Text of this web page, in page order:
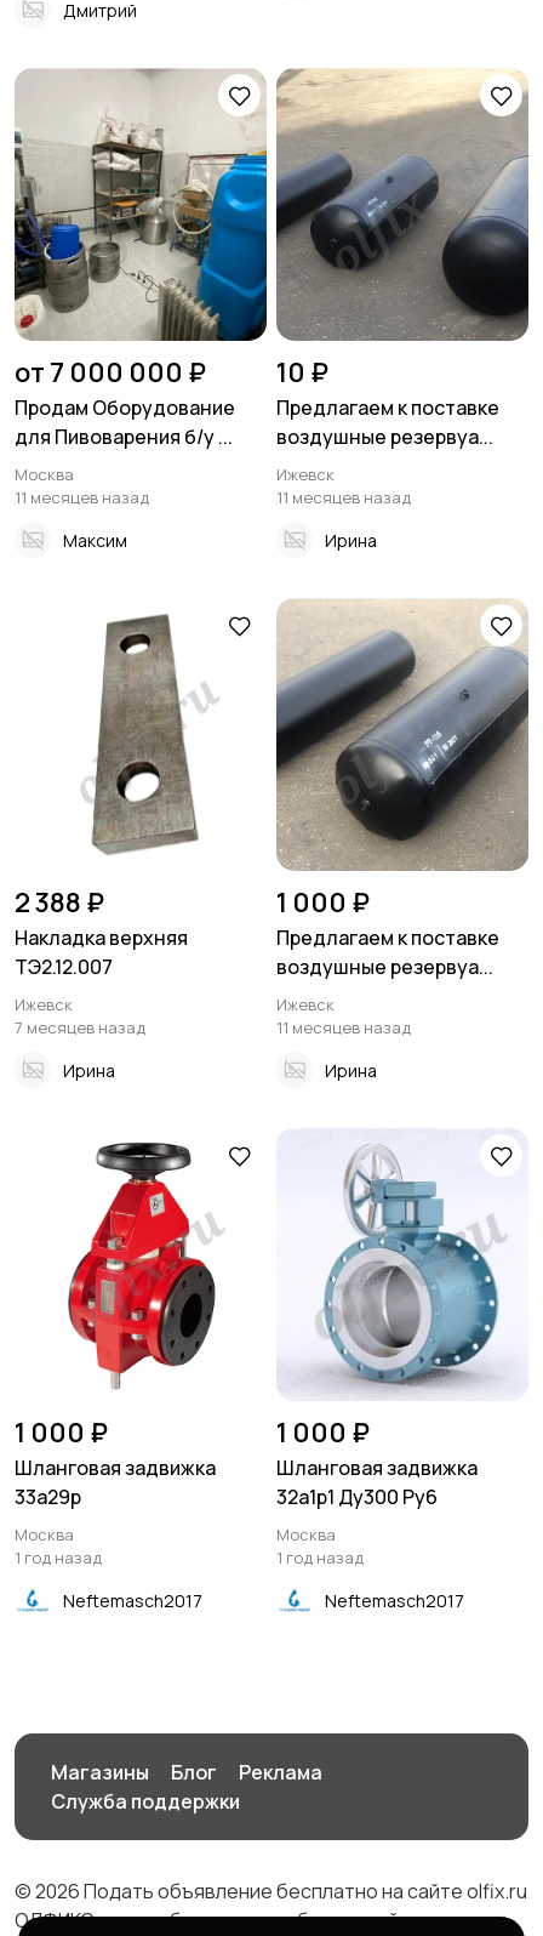
Дмитрий
от 7 000 000 ₽
Продам Оборудование
для Пивоварения б/у ...
Москва
11 месяцев назад
Максим
10 ₽
Предлагаем к поставке
воздушные резервуа...
Ижевск
11 месяцев назад
Ирина
2 388 ₽
Накладка верхняя
ТЭ2.12.007
Ижевск
7 месяцев назад
Ирина
1 000 ₽
Предлагаем к поставке
воздушные резервуа...
Ижевск
11 месяцев назад
Ирина
1 000 ₽
Шланговая задвижка
33а29р
Москва
1 год назад
Neftemasch2017
1 000 ₽
Шланговая задвижка
32а1р1 Ду300 Ру6
Москва
1 год назад
Neftemasch2017
Магазины Блог
Реклама
Служба поддержки
© 2026 Подать объявление бесплатно на сайте olfix.ru
ОЛФИКС - доска беспалтных объявлений от частных